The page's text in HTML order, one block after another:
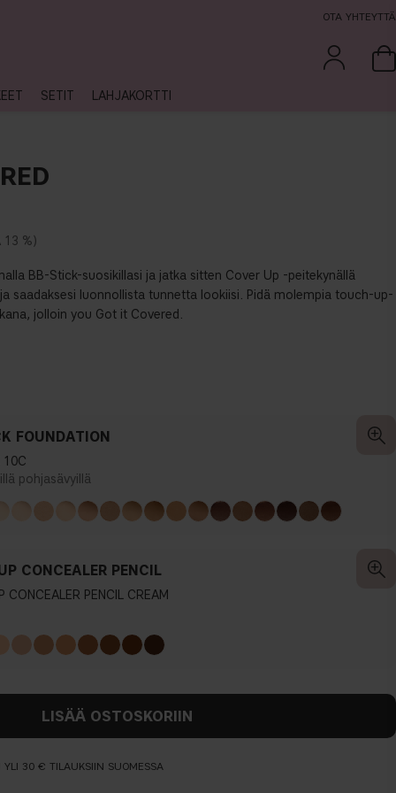
OTA YHTEYTTÄ
SETIT LAHJAKORTTI
13 %
BB-Stick-suosikillasi ja jatka sitten Cover Up -peitekynällä
saadaksesi luonnollista tunnetta lookiisi. Pidä molempia touch-up-
jolloin you Got it Covered.
FOUNDATION
10C
pohjasävyillä
CONCEALER PENCIL
CONCEALER PENCIL CREAM
LISÄÄ OSTOSKORIIN
YLI 30 € TILAUKSIIN SUOMESSA